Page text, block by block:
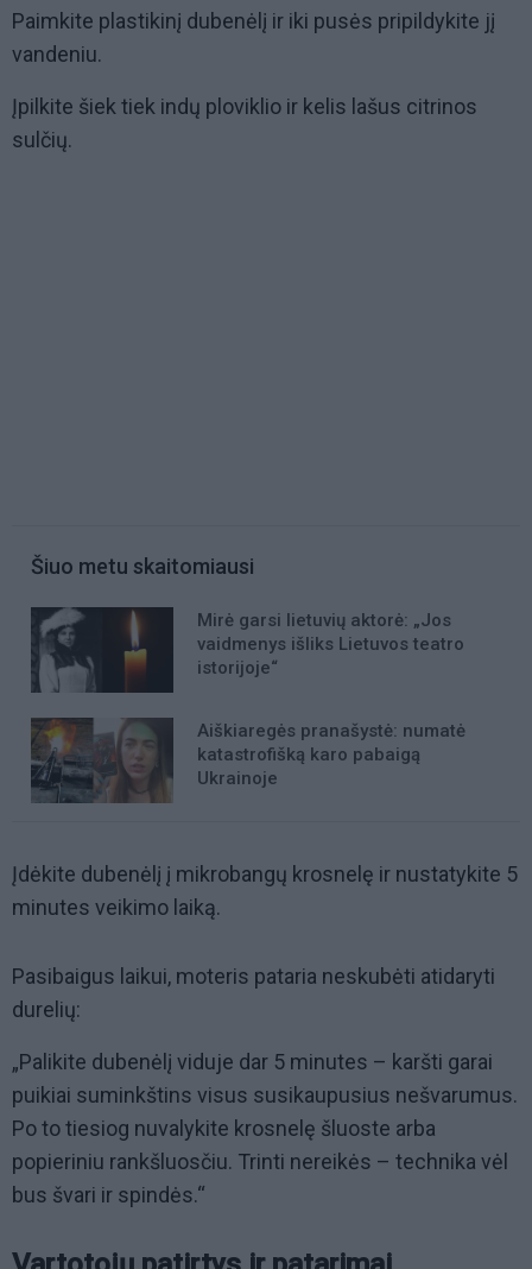
Paimkite plastikinį dubenėlį ir iki pusės pripildykite jį
vandeniu.
Įpilkite šiek tiek indų ploviklio ir kelis lašus citrinos
sulčių.
Šiuo metu skaitomiausi
Mirė garsi lietuvių aktorė: „Jos
vaidmenys išliks Lietuvos teatro
istorijoje“
Aiškiaregės pranašystė: numatė
katastrofišką karo pabaigą
Ukrainoje
Įdėkite dubenėlį į mikrobangų krosnelę ir nustatykite 5
minutes veikimo laiką.
Pasibaigus laikui, moteris pataria neskubėti atidaryti
durelių:
„Palikite dubenėlį viduje dar 5 minutes – karšti garai
puikiai suminkštins visus susikaupusius nešvarumus.
Po to tiesiog nuvalykite krosnelę šluoste arba
popieriniu rankšluosčiu. Trinti nereikės – technika vėl
bus švari ir spindės.“